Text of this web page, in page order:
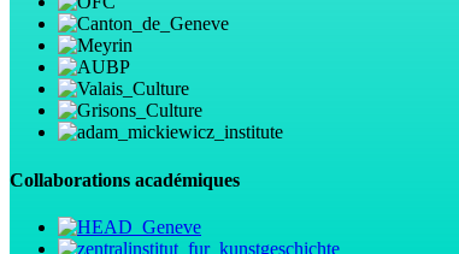
Collaborations académiques